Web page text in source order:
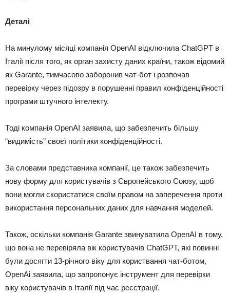
Деталі
На минулому місяці компанія OpenAI відключила ChatGPT в
Італії після того, як орган захисту даних країни, також відомий
як Garante, тимчасово заборонив чат-бот і розпочав
перевірку через підозру в порушенні правил конфіденційності
програми штучного інтелекту.
Тоді компанія OpenAI заявила, що забезпечить більшу
“видимість” своєї політики конфіденційності.
За словами представника компанії, це також забезпечить
нову форму для користувачів з Європейського Союзу, щоб
вони могли скористатися своїм правом на заперечення проти
використання персональних даних для навчання моделей.
Також, оскільки компанія Garante звинуватила OpenAI в тому,
що вона не перевіряла вік користувачів ChatGPT, які повинні
були досягти 13-річного віку для користвання чат-ботом,
OpenAi заявила, що запропонує інструмент для перевірки
віку користувачів в Італії під час реєстрації.